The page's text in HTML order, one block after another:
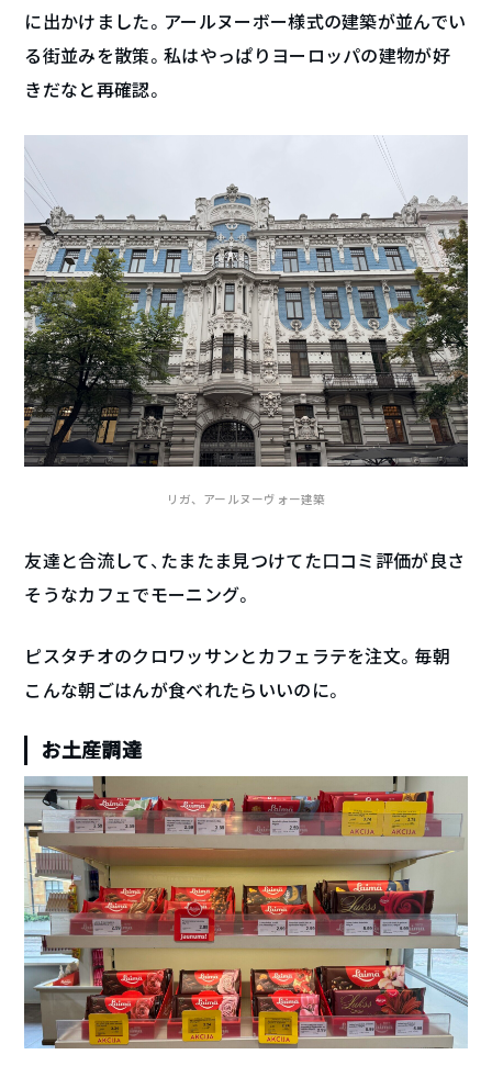
に出かけました。アールヌーボー様式の建築が並んでい
る街並みを散策。私はやっぱりヨーロッパの建物が好
きだなと再確認。
リガ、アールヌーヴォー建築
友達と合流して、たまたま見つけてた口コミ評価が良さ
そうなカフェでモーニング。
ピスタチオのクロワッサンとカフェラテを注文。毎朝
こんな朝ごはんが食べれたらいいのに。
お土産調達